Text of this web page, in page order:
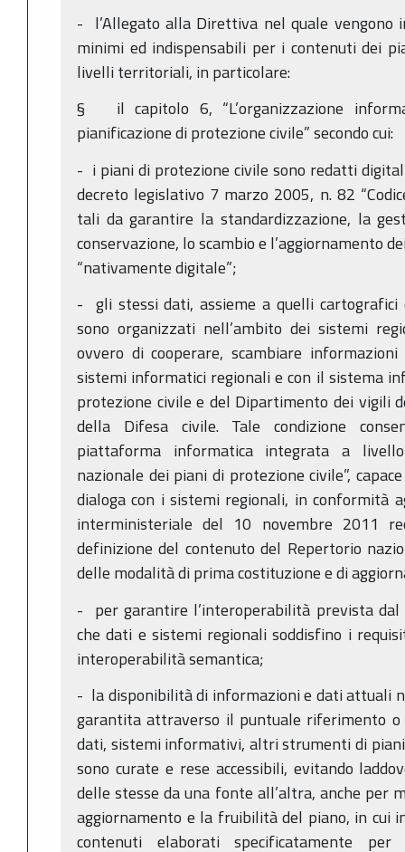
- l’Allegato alla Direttiva nel quale vengono
minimi ed indispensabili per i contenuti dei
livelli territoriali, in particolare:
§ il capitolo 6, “L’organizzazione
pianificazione di protezione civile” secondo cui:
- i piani di protezione civile sono redatti
decreto legislativo 7 marzo 2005, n. 82
tali da garantire la standardizzazione, la
conservazione, lo scambio e l’aggiornamento
“nativamente digitale”;
- gli stessi dati, assieme a quelli cartografici
sono organizzati nell’ambito dei sistemi
ovvero di cooperare, scambiare
sistemi informatici regionali e con il sistema
protezione civile e del Dipartimento dei vigili
della Difesa civile. Tale condizione
piattaforma informatica integrata a
nazionale dei piani di protezione civile”,
dialoga con i sistemi regionali, in conformità
interministeriale del 10 novembre 2011
definizione del contenuto del Repertorio
delle modalità di prima costituzione e di
- per garantire l’interoperabilità prevista dal
che dati e sistemi regionali soddisfino i
interoperabilità semantica;
- la disponibilità di informazioni e dati attuali
garantita attraverso il puntuale riferimento
dati, sistemi informativi, altri strumenti di
sono curate e rese accessibili, evitando
delle stesse da una fonte all’altra, anche per
aggiornamento e la fruibilità del piano, in cui
contenuti elaborati specificatamente